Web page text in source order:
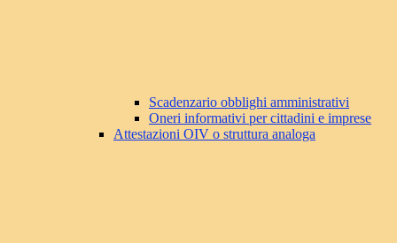
Scadenzario obblighi amministrativi
Oneri informativi per cittadini e imprese
Attestazioni OIV o struttura analoga